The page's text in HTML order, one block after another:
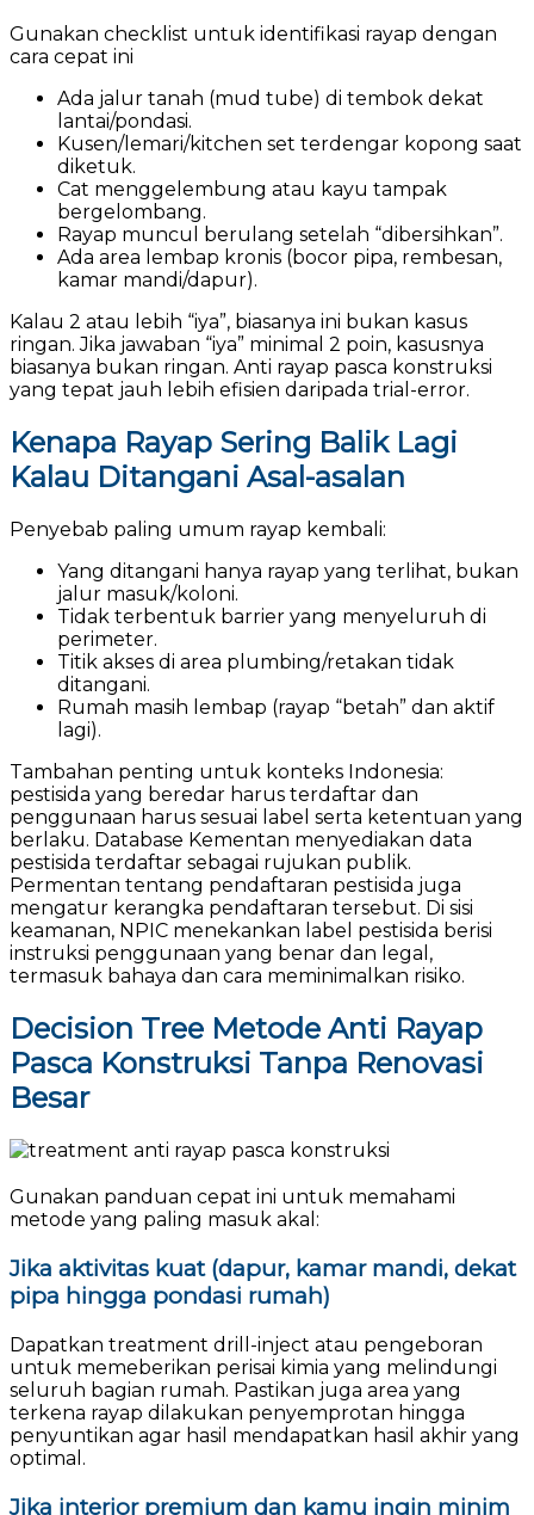
Gunakan checklist untuk identifikasi rayap dengan
cara cepat ini
Ada jalur tanah (mud tube) di tembok dekat
lantai/pondasi.
Kusen/lemari/kitchen set terdengar kopong saat
diketuk.
Cat menggelembung atau kayu tampak
bergelombang.
Rayap muncul berulang setelah “dibersihkan”.
Ada area lembap kronis (bocor pipa, rembesan,
kamar mandi/dapur).
Kalau 2 atau lebih “iya”, biasanya ini bukan kasus
ringan. Jika jawaban “iya” minimal 2 poin, kasusnya
biasanya bukan ringan. Anti rayap pasca konstruksi
yang tepat jauh lebih efisien daripada trial-error.
Kenapa Rayap Sering Balik Lagi
Kalau Ditangani Asal-asalan
Penyebab paling umum rayap kembali:
Yang ditangani hanya rayap yang terlihat, bukan
jalur masuk/koloni.
Tidak terbentuk barrier yang menyeluruh di
perimeter.
Titik akses di area plumbing/retakan tidak
ditangani.
Rumah masih lembap (rayap “betah” dan aktif
lagi).
Tambahan penting untuk konteks Indonesia:
pestisida yang beredar harus terdaftar dan
penggunaan harus sesuai label serta ketentuan yang
berlaku. Database Kementan menyediakan data
pestisida terdaftar sebagai rujukan publik.
Permentan tentang pendaftaran pestisida juga
mengatur kerangka pendaftaran tersebut. Di sisi
keamanan, NPIC menekankan label pestisida berisi
instruksi penggunaan yang benar dan legal,
termasuk bahaya dan cara meminimalkan risiko.
Decision Tree Metode Anti Rayap
Pasca Konstruksi Tanpa Renovasi
Besar
Gunakan panduan cepat ini untuk memahami
metode yang paling masuk akal:
Jika aktivitas kuat (dapur, kamar mandi, dekat
pipa hingga pondasi rumah)
Dapatkan treatment drill-inject atau pengeboran
untuk memeberikan perisai kimia yang melindungi
seluruh bagian rumah. Pastikan juga area yang
terkena rayap dilakukan penyemprotan hingga
penyuntikan agar hasil mendapatkan hasil akhir yang
optimal.
Jika interior premium dan kamu ingin minim